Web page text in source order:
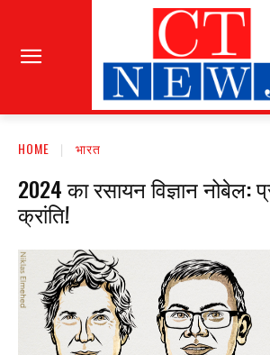
HOME भारत
2024 का रसायन विज्ञान नोबेल:
क्रांति!